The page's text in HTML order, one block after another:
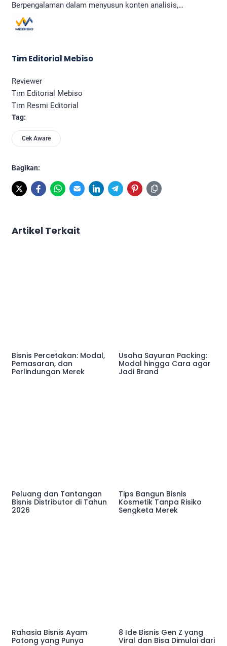
Berpengalaman dalam menyusun konten analisis,…
Tim Editorial Mebiso
Reviewer
Tim Editorial Mebiso
Tim Resmi Editorial
Tag:
Cek Aware
Bagikan:
Artikel Terkait
Bisnis Percetakan: Modal,
Pemasaran, dan
Perlindungan Merek
Usaha Sayuran Packing:
Modal hingga Cara agar
Jadi Brand
Peluang dan Tantangan
Bisnis Distributor di Tahun
2026
Tips Bangun Bisnis
Kosmetik Tanpa Risiko
Sengketa Merek
Rahasia Bisnis Ayam
Potong yang Punya
8 Ide Bisnis Gen Z yang
Viral dan Bisa Dimulai dari